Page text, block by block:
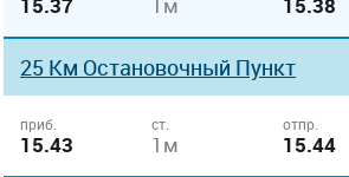
25 Км Остановочный Пункт
приб.
15.43
ст.
1м
отпр.
15.44